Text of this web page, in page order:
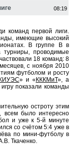
08:19
команд первой лиги.
имеющие высокий
В группе В в
турниры, проводимые
18 команд: 8
с ноября 2010
футболом и росту
КИУЭС» и « КККМиТ», а
показали команды
остроту этим
всем было интересно
и уже к 5-й минуте
со счётом 5:4 уже в
по мини-футболу в
Ткаченко.